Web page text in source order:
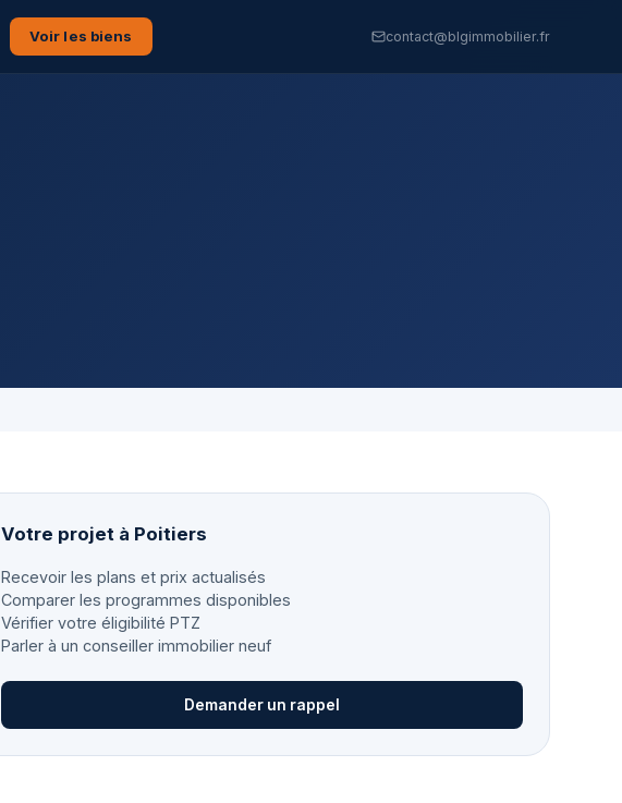
Voir les biens contact@blgimmobilier.fr
Votre projet à Poitiers
Recevoir les plans et prix actualisés
Comparer les programmes disponibles
Vérifier votre éligibilité PTZ
Parler à un conseiller immobilier neuf
Demander un rappel